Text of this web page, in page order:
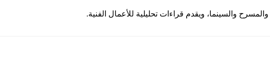
والسينما، ويقدم قراءات تحليلية للأعمال الفنية.